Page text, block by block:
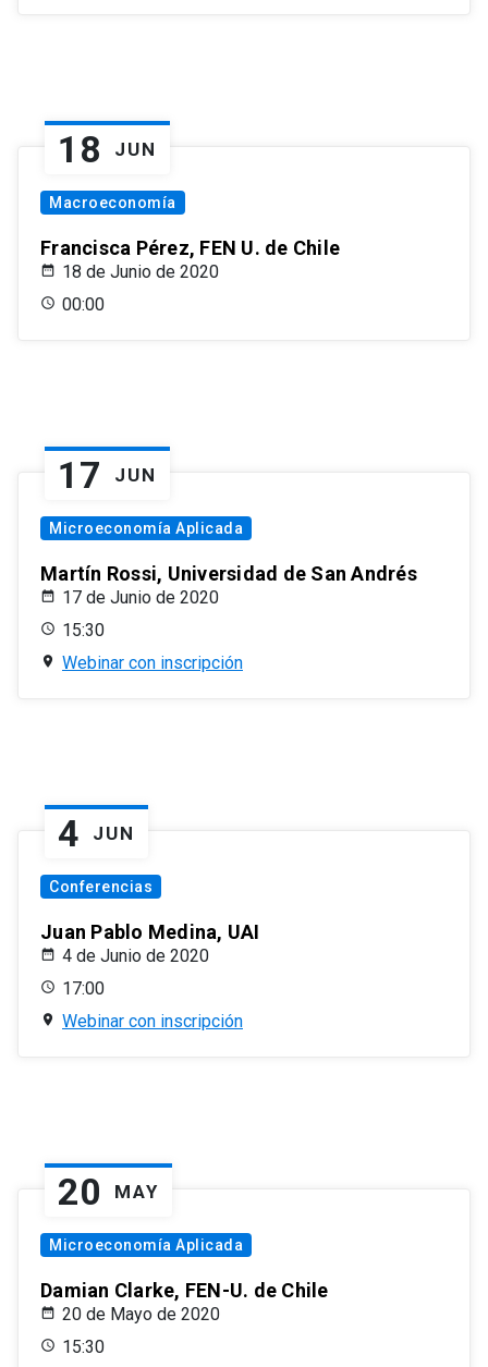
18 JUN
Macroeconomía
Francisca Pérez, FEN U. de Chile
18 de Junio de 2020
00:00
17 JUN
Microeconomía Aplicada
Martín Rossi, Universidad de San Andrés
17 de Junio de 2020
15:30
Webinar con inscripción
4 JUN
Conferencias
Juan Pablo Medina, UAI
4 de Junio de 2020
17:00
Webinar con inscripción
20 MAY
Microeconomía Aplicada
Damian Clarke, FEN-U. de Chile
20 de Mayo de 2020
15:30